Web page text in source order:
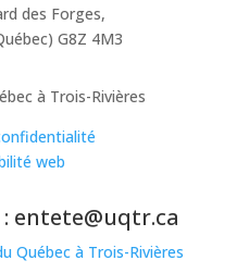
des Forges,
G8Z 4M3
à Trois-Rivières
web
entete@uqtr.ca
Québec à Trois-Rivières